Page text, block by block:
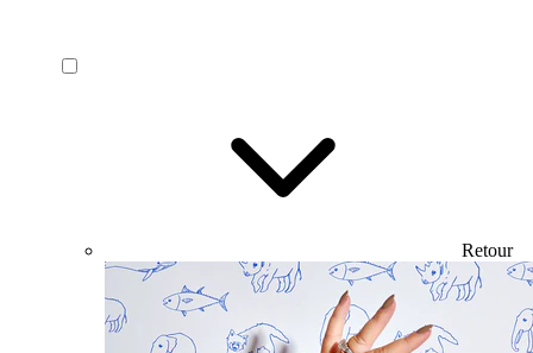
Retour